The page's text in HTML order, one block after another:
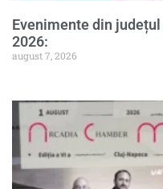
Evenimente din
2026:
august 7, 2026